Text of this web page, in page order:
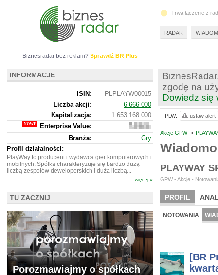
zgodę na
Dowiedz się
Akcje GPW •
PLAYWAY
GPW - Akcje -
PROFIL
WYCENA BR
NOTOWANIA
[BR
PLW: ustaw alert
Biznesradar bez reklam? Sprawdź BR Plus
INFORMACJE
ISIN:
PLPLAYW00015
Liczba akcji:
6 666 000
Kapitalizacja:
1 653 168 000
Enterprise Value:
1
534
034
Branża:
Gry
Profil działalności:
PlayWay to producent i wydawca gier komputerowych i
mobilnych. Spółka charakteryzuje się bardzo dużą
liczbą zespołów deweloperskich i dużą liczbą...
więcej »
TU ZACZNIJ
Porozmawiajmy o spółkach
Trwa łączenie z
RADAR